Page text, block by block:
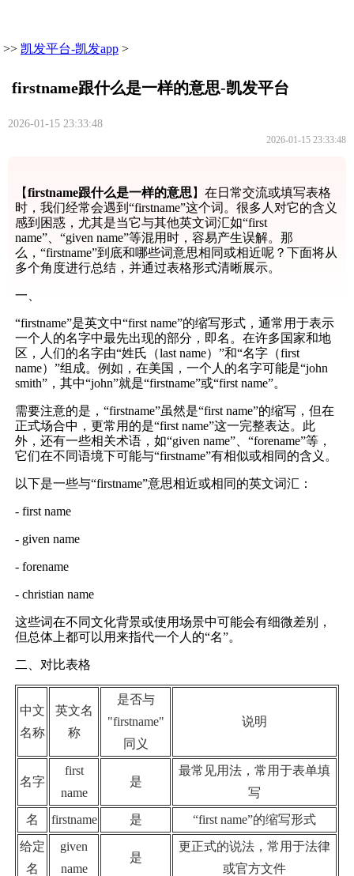
>> 凯发平台-凯发app >
firstname跟什么是一样的意思-凯发平台
2026-01-15 23:33:48
2026-01-15 23:33:48
【firstname跟什么是一样的意思】在日常交流或填写表格
时，我们经常会遇到“firstname”这个词。很多人对它的含义
感到困惑，尤其是当它与其他英文词汇如“first
name”、“given name”等混用时，容易产生误解。那
么，“firstname”到底和哪些词意思相同或相近呢？下面将从
多个角度进行总结，并通过表格形式清晰展示。
一、
“firstname”是英文中“first name”的缩写形式，通常用于表示
一个人的名字中最先出现的部分，即名。在许多国家和地
区，人们的名字由“姓氏（last name）”和“名字（first
name）”组成。例如，在美国，一个人的名字可能是“john
smith”，其中“john”就是“firstname”或“first name”。
需要注意的是，“firstname”虽然是“first name”的缩写，但在
正式场合中，更常用的是“first name”这一完整表达。此
外，还有一些相关术语，如“given name”、“forename”等，
它们在不同语境下可能与“firstname”有相似或相同的含义。
以下是一些与“firstname”意思相近或相同的英文词汇：
- first name
- given name
- forename
- christian name
这些词在不同文化背景或使用场景中可能会有细微差别，
但总体上都可以用来指代一个人的“名”。
二、对比表格
中文
名称
英文名
称
是否与
"firstname"
同义
说明
名字
first
name
是
最常见用法，常用于表单填
写
名
firstname 是
“first name”的缩写形式
给定
名
given
name
是
更正式的说法，常用于法律
或官方文件